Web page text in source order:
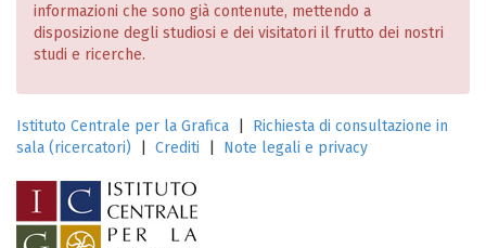
informazioni che sono già contenute, mettendo a
disposizione degli studiosi e dei visitatori il frutto dei nostri
studi e ricerche.
Istituto Centrale per la Grafica
Richiesta di consultazione in
sala (ricercatori)
Crediti Note legali e privacy